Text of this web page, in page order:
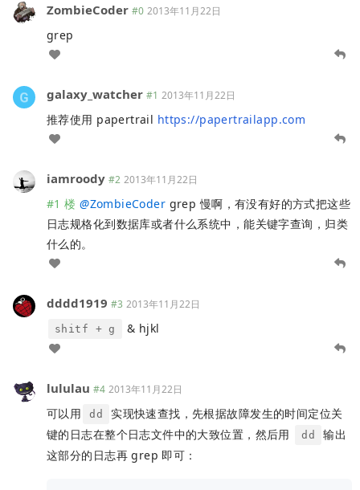
ZombieCoder #0 2013年11月22日
grep
galaxy_watcher #1 2013年11月22日
推荐使用 papertrail https://papertrailapp.com
iamroody #2 2013年11月22日
#1 楼 @ZombieCoder grep 慢啊，有没有好的方式把这些
日志规格化到数据库或者什么系统中，能关键字查询，归类
什么的。
dddd1919 #3 2013年11月22日
shitf + g & hjkl
lululau #4 2013年11月22日
可以用 dd
实现快速查找，先根据故障发生的时间定位关
键的日志在整个日志文件中的大致位置，然后用
dd
输出
这部分的日志再 grep 即可：